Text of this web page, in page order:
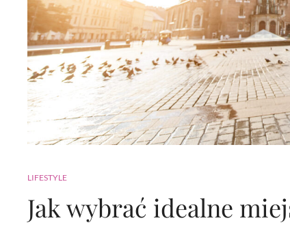
LIFESTYLE
Jak wybrać idealne